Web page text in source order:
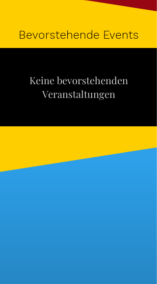
Bevorstehende Events
Keine bevorstehenden
Veranstaltungen